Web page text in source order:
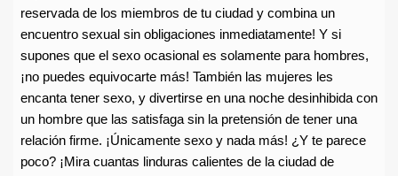
reservada de los miembros de tu ciudad y combina un
encuentro sexual sin obligaciones inmediatamente! Y si
supones que el sexo ocasional es solamente para hombres,
¡no puedes equivocarte más! También las mujeres les
encanta tener sexo, y divertirse en una noche desinhibida con
un hombre que las satisfaga sin la pretensión de tener una
relación firme. ¡Únicamente sexo y nada más! ¿Y te parece
poco? ¡Mira cuantas linduras calientes de la ciudad de